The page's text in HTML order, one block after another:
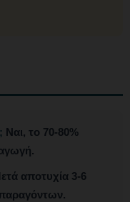
Ναι, το 70-80%
αποτυχία 3-6